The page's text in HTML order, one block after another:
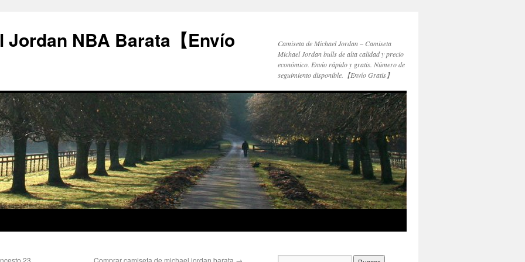
Jordan NBA Barata【Envío
Camiseta de Michael Jordan – Camiseta
Michael Jordan bulls de alta calidad y precio
económico. Envío rápido y gratis. Número de
seguimiento disponible.【Envío Gratis】
23
Comprar camiseta de michael jordan barata →